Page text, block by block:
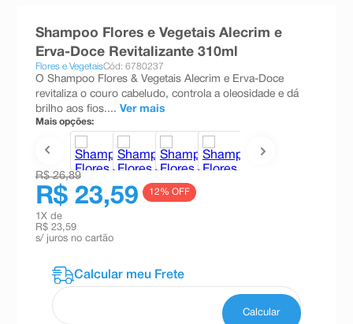
Shampoo Flores e Vegetais Alecrim e
Erva-Doce Revitalizante 310ml
Flores e VegetaisCód: 6780237
O Shampoo Flores & Vegetais Alecrim e Erva-Doce
revitaliza o couro cabeludo, controla a oleosidade e dá
brilho aos fios.... Ver mais
Mais opções:
R$ 26,89
R$ 23,59 12% OFF
1 X de
R$ 23,59
s/ juros no cartão
teste gravidez
10ºesmalte